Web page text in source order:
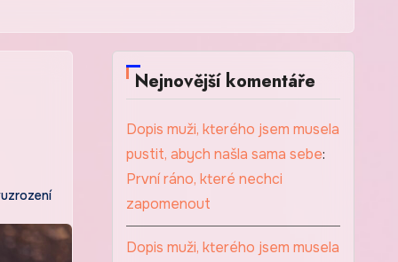
Nejnovější komentáře
Dopis muži, kterého jsem musela
pustit, abych našla sama sebe:
První ráno, které nechci
zapomenout
Dopis muži, kterého jsem musela